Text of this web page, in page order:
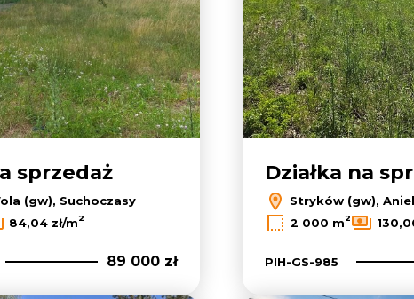
sprzedaż
(gw), Suchoczasy
84,04 zł/m2
89 000 zł
Działka na
Stryków (gw),
2 000 m2
PIH-GS-985